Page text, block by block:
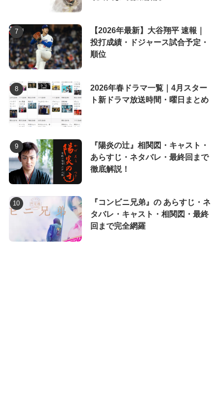
【2026年最新】大谷翔平 速報｜
投打成績・ドジャース試合予定・
順位
2026年春ドラマ一覧｜4月スター
ト新ドラマ放送時間・曜日まとめ
『陽炎の辻』相関図・キャスト・
あらすじ・ネタバレ・最終回まで
徹底解説！
『コンビニ兄弟』の あらすじ・ネ
タバレ・キャスト・相関図・最終
回まで完全網羅